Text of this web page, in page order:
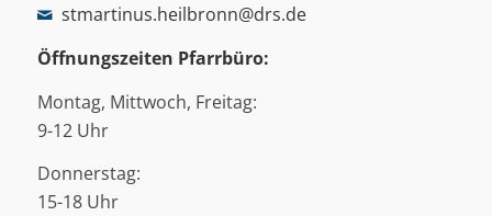
stmartinus.heilbronn@drs.de
Öffnungszeiten Pfarrbüro:
Montag, Mittwoch, Freitag:
9-12 Uhr
Donnerstag:
15-18 Uhr